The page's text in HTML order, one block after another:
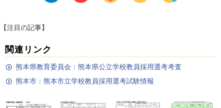
【注目の記事】
関連リンク
熊本県教育委員会：熊本県公立学校教員採用選考考査
熊本市：熊本市立学校教員採用選考試験情報